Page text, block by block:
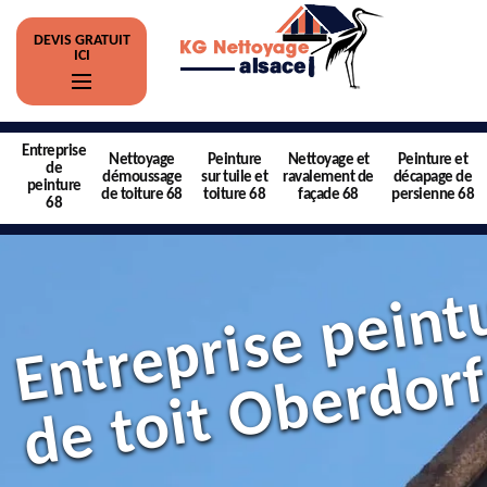
DEVIS GRATUIT
ICI
Entreprise
de
peinture
68
Nettoyage
démoussage
de toiture 68
Peinture
sur tuile et
toiture 68
Nettoyage et
ravalement de
façade 68
Peinture et
décapage de
persienne 68